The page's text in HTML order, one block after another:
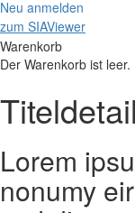
Neu anmelden
zum SIAViewer
Warenkorb
Der Warenkorb ist leer.
Titeldetail
Lorem
nonumy